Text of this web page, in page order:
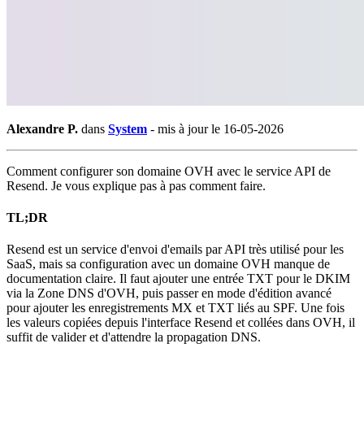
Alexandre P. dans System - mis à jour le 16-05-2026
Comment configurer son domaine OVH avec le service API de
Resend. Je vous explique pas à pas comment faire.
TL;DR
Resend est un service d'envoi d'emails par API très utilisé pour les
SaaS, mais sa configuration avec un domaine OVH manque de
documentation claire. Il faut ajouter une entrée TXT pour le DKIM
via la Zone DNS d'OVH, puis passer en mode d'édition avancé
pour ajouter les enregistrements MX et TXT liés au SPF. Une fois
les valeurs copiées depuis l'interface Resend et collées dans OVH, il
suffit de valider et d'attendre la propagation DNS.